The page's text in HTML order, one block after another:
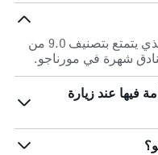
يعد فندق B&B Vinago Belvedere والذي يتمتع بتصنيف 9.0 من
فيها عند زيارة